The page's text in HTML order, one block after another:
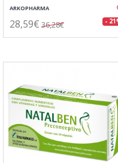
ARKOPHARMA
28,59€ 36,28€ -